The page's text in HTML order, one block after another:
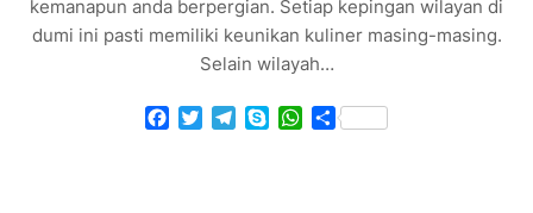
kemanapun anda berpergian. Setiap kepingan wilayan di
dumi ini pasti memiliki keunikan kuliner masing-masing.
Selain wilayah…
Facebook
TwitterTelegram
SkypeWhatsApp
Share